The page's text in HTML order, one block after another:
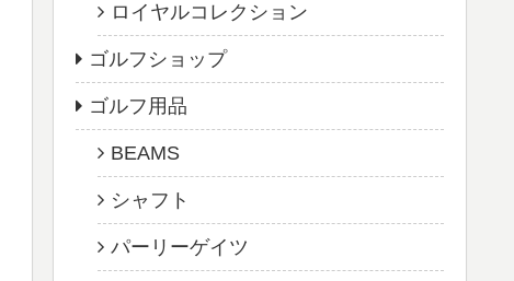
ロイヤルコレクション
ゴルフショップ
ゴルフ用品
BEAMS
シャフト
パーリーゲイツ